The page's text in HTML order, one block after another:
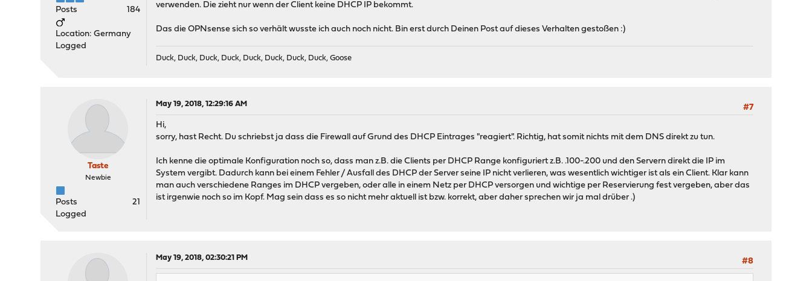
Posts 184
Location: Germany
Logged
verwenden. Die zieht nur wenn der Client keine DHCP IP bekommt.
Das die OPNsense sich so verhält wusste ich auch noch nicht. Bin erst durch Deinen Post auf dieses Verhalten gestoßen :)
Duck, Duck, Duck, Duck, Duck, Duck, Duck, Duck, Goose
Taste
Newbie
Posts
21
Logged
May 19, 2018, 12:29:16 AM
#7
Hi,
sorry, hast Recht. Du schriebst ja dass die Firewall auf Grund des DHCP Eintrages "reagiert". Richtig, hat somit nichts mit dem DNS direkt zu tun.
Ich kenne die optimale Konfiguration noch so, dass man z.B. die Clients per DHCP Range konfiguriert z.B. .100-.200 und den Servern direkt die IP im
System vergibt. Dadurch kann bei einem Fehler / Ausfall des DHCP der Server seine IP nicht verlieren, was wesentlich wichtiger ist als ein Client. Klar kann
man auch verschiedene Ranges im DHCP vergeben, oder alle in einem Netz per DHCP versorgen und wichtige per Reservierung fest vergeben, aber das
ist irgenwie noch so im Kopf. Mag sein dass es so nicht mehr aktuell ist bzw. korrekt, aber daher sprechen wir ja mal drüber .)
May 19, 2018, 02:30:21 PM #8